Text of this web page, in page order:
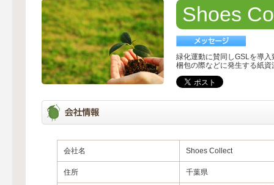
Shoes
緑化運動に賛同しGSLを導入
梱包の際などに発生する紙
会社名 Shoes Collect
住所 千葉県